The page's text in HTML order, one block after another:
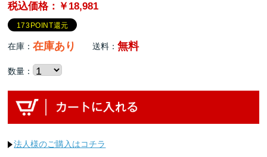
税込価格：￥18,981
173POINT還元
在庫：在庫あり 送料：無料
数量：
法人様のご購入はコチラ